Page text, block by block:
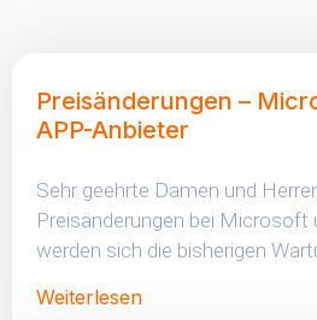
Preisänderungen –
APP-Anbieter
Sehr geehrte Damen und
Preisänderungen bei Microsoft
werden sich die bisherigen
Weiterlesen